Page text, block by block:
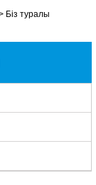
Біз туралы